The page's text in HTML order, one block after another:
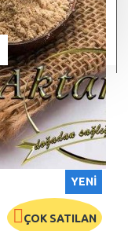
YENI
ÇOK SATILAN